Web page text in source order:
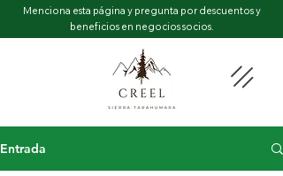
Menciona esta página y pregunta por descuentos y
beneficios en negocios socios.
Entrada